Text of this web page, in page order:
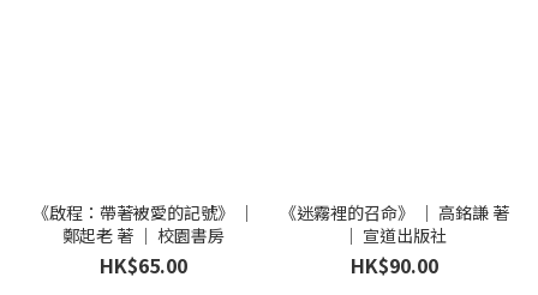
《啟程：帶著被愛的記號》 ｜
鄭起老 著 ｜ 校園書房
HK$65.00
《迷霧裡的召命》 ｜ 高銘謙 著
｜ 宣道出版社
HK$90.00